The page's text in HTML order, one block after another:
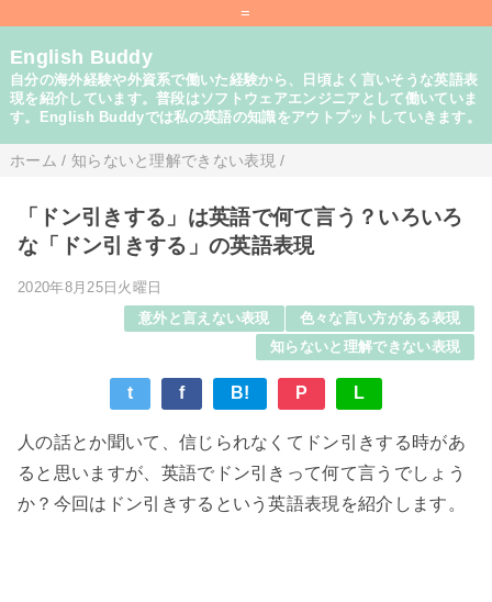
=
English Buddy
自分の海外経験や外資系で働いた経験から、日頃よく言いそうな英語表
現を紹介しています。普段はソフトウェアエンジニアとして働いていま
す。English Buddyでは私の英語の知識をアウトプットしていきます。
ホーム / 知らないと理解できない表現 /
「ドン引きする」は英語で何て言う？いろいろ
な「ドン引きする」の英語表現
2020年8月25日火曜日
意外と言えない表現
色々な言い方がある表現
知らないと理解できない表現
t f B! P L
人の話とか聞いて、信じられなくてドン引きする時があ
ると思いますが、英語でドン引きって何て言うでしょう
か？今回はドン引きするという英語表現を紹介します。